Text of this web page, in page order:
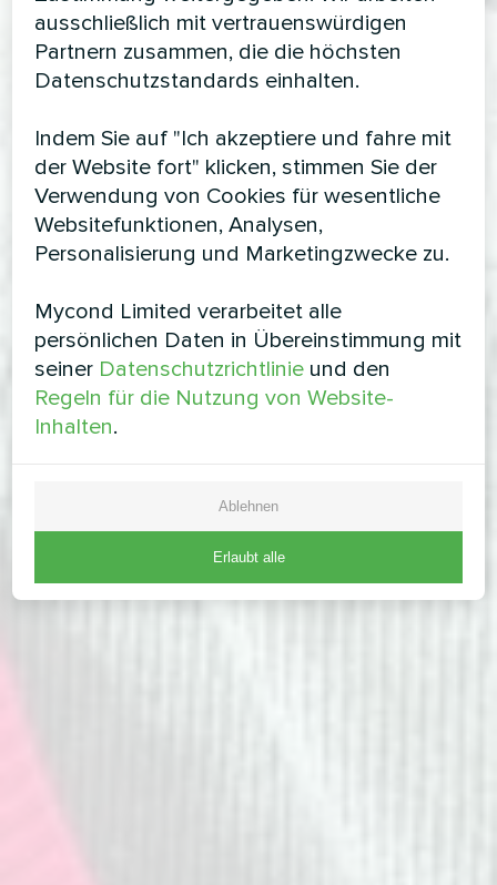
ausschließlich mit vertrauenswürdigen
Partnern zusammen, die die höchsten
Datenschutzstandards einhalten.
Indem Sie auf "Ich akzeptiere und fahre mit
der Website fort" klicken, stimmen Sie der
Verwendung von Cookies für wesentliche
Websitefunktionen, Analysen,
Personalisierung und Marketingzwecke zu.
Mycond Limited verarbeitet alle
persönlichen Daten in Übereinstimmung mit
seiner Datenschutzrichtlinie und den
Regeln für die Nutzung von Website-
Inhalten.
Ablehnen
Erlaubt alle